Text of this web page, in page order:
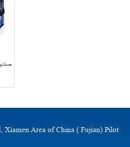
Xiamen Area of China ( Fujian) Pilot